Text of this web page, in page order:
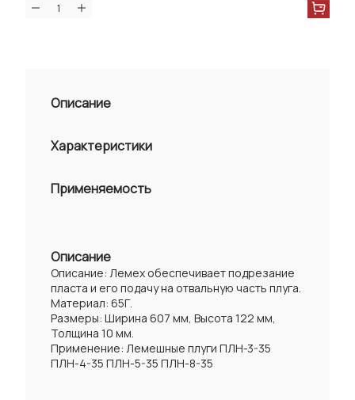
Описание
Характеристики
Применяемость
Описание
Описание: Лемех обеспечивает подрезание
пласта и его подачу на отвальную часть плуга.
Материал: 65Г.
Размеры: Ширина 607 мм, Высота 122 мм,
Толщина 10 мм.
Применение: Лемешные плуги ПЛН-3-35
ПЛН-4-35 ПЛН-5-35 ПЛН-8-35